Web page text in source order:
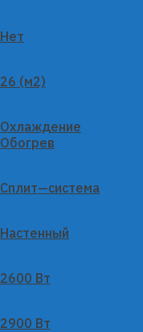
Нет
26 (м2)
Охлаждение
Обогрев
Сплит—система
Настенный
2600 Вт
2900 Вт